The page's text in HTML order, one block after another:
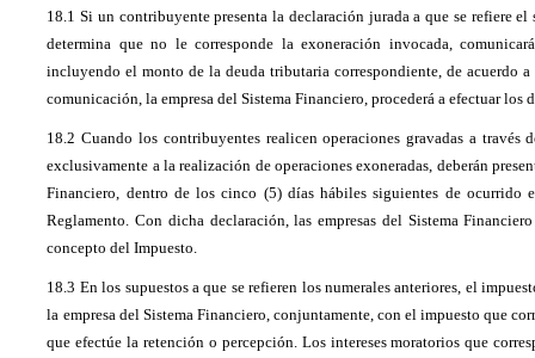
18.1 Si un contribuyente presenta la declaración jurada a que se refiere
determina que no le corresponde la exoneración invocada,
incluyendo el monto de la deuda tributaria correspondiente, de acuerdo
comunicación, la empresa del Sistema Financiero, procederá a efectuar
18.2 Cuando los contribuyentes realicen operaciones gravadas a través
exclusivamente a la realización de operaciones exoneradas, deberán
Financiero, dentro de los cinco (5) días hábiles siguientes de ocurrido
Reglamento. Con dicha declaración, las empresas del Sistema
concepto del Impuesto.
18.3 En los supuestos a que se refieren los numerales anteriores, el
la empresa del Sistema Financiero, conjuntamente, con el impuesto que
que efectúe la retención o percepción. Los intereses moratorios que